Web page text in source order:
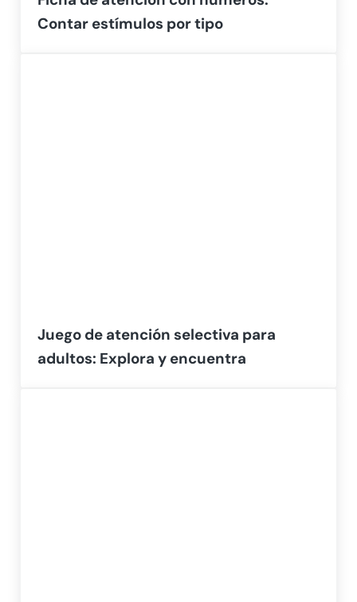
Contar estímulos por tipo
Juego de atención selectiva para
adultos: Explora y encuentra